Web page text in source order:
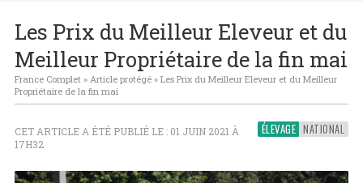
indoor reviennent le 23 Janvier 2027 !
Les Prix du Meilleur Eleveur et du
Meilleur Propriétaire de la fin mai
France Complet» Article protégé» Les Prix du Meilleur Eleveur et du Meilleur
Propriétaire de la fin mai
ÉLEVAGE NATIONAL
CET ARTICLE A ÉTÉ PUBLIÉ LE : 01 JUIN 2021 À
17H32